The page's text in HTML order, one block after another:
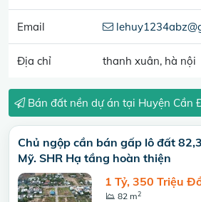
Email
Địa chỉ thanh xuân, hà nội
Bán đất nền dự án tại Huyện Cần
Chủ ngộp cần bán gấp lô đất
Mỹ. SHR Hạ tầng hoàn thiện
1 Tỷ, 350 Triệu
82 m2